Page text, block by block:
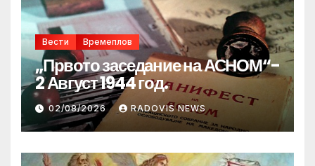
Вести Времеплов
„Првото заседание на АСНОМ“-
2 Август 1944 год.
02/08/2026 RADOVIS NEWS